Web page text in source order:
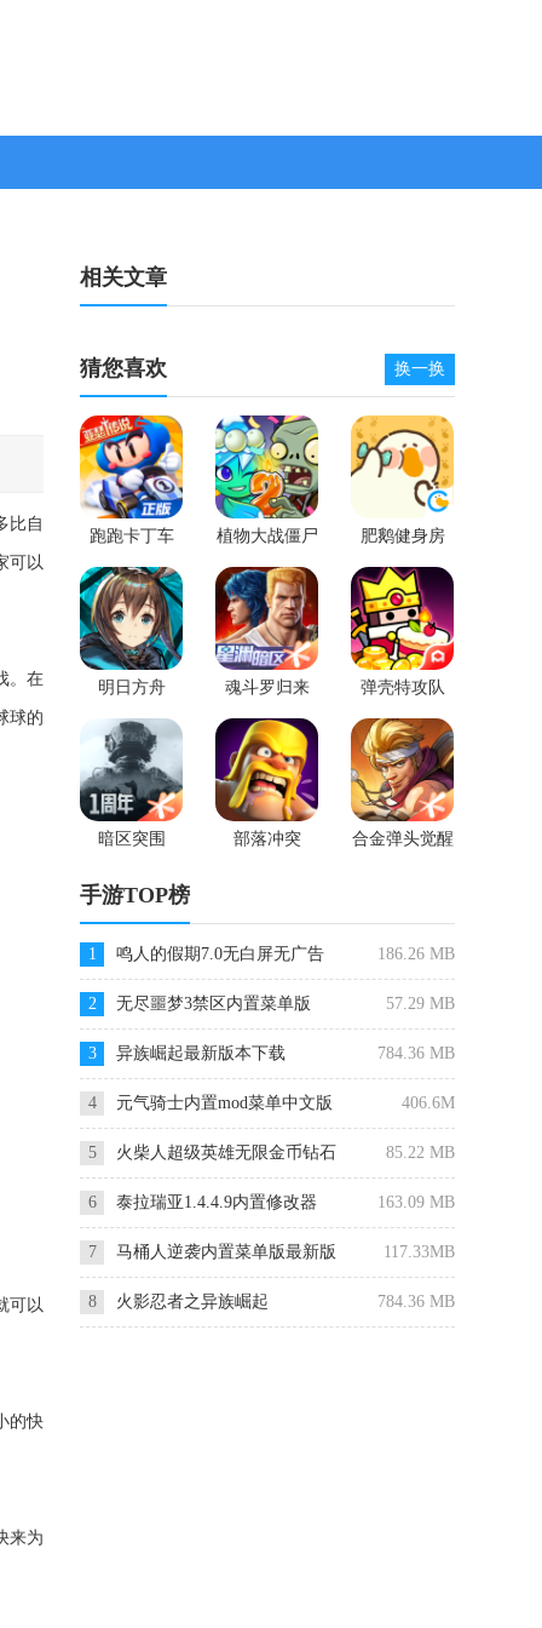
比自
可以
。在
球的
可以
的快
来为
相关文章
猜您喜欢 换一换
跑跑卡丁车
植物大战僵尸
肥鹅健身房
明日方舟 魂斗罗归来 弹壳特攻队
暗区突围 部落冲突 合金弹头觉醒
手游TOP榜
186.26 MB
1 鸣人的假期7.0无白屏无广告
57.29 MB
2 无尽噩梦3禁区内置菜单版
784.36 MB
3 异族崛起最新版本下载
406.6M
4 元气骑士内置mod菜单中文版
85.22 MB
5
火柴人超级英雄无限金币钻石
版
163.09 MB
6 泰拉瑞亚1.4.4.9内置修改器
117.33MB
7 马桶人逆袭内置菜单版最新版
784.36 MB
8 火影忍者之异族崛起